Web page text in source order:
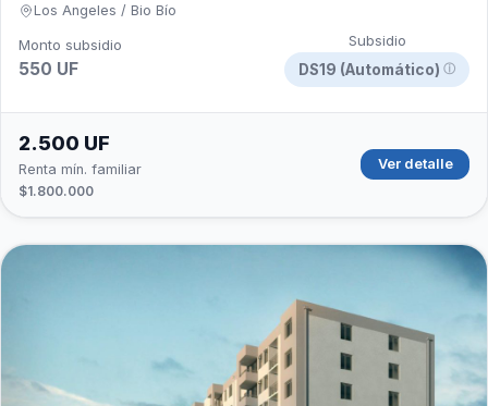
Los Angeles / Bio Bío
Monto subsidio
550 UF
Subsidio
DS19 (Automático) ⓘ
2.500 UF
Renta mín. familiar
$1.800.000
Ver detalle